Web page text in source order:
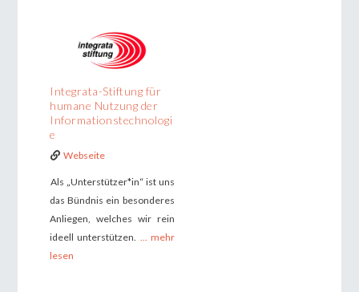
Integrata-Stiftung für
humane Nutzung der
Informationstechnologi
e
Webseite
Als „Unterstützer*in“ ist uns
das Bündnis ein besonderes
Anliegen, welches wir rein
ideell unterstützen.
... mehr
lesen